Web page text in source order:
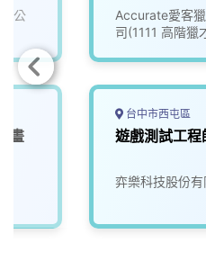
公
畫
Accurate愛客
司(1111 高階獵
台中市西屯區
遊戲測試工程
弈樂科技股份有